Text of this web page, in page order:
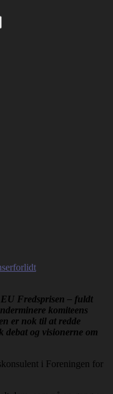
filosofisk tilsnit
Fredsprisen – fuldt
komiteens
er nok til at redde
debat og visionerne om
i Foreningen for